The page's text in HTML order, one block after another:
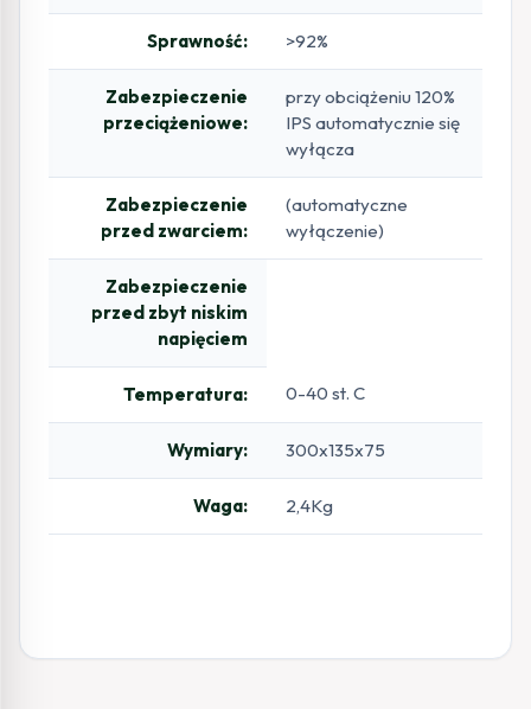
Sprawność: >92%
Zabezpieczenie
przeciążeniowe:
przy obciążeniu 120%
IPS automatycznie się
wyłącza
Zabezpieczenie
przed zwarciem:
(automatyczne
wyłączenie)
Zabezpieczenie
przed zbyt niskim
napięciem
Temperatura: 0-40 st. C
Wymiary: 300x135x75
Waga: 2,4Kg